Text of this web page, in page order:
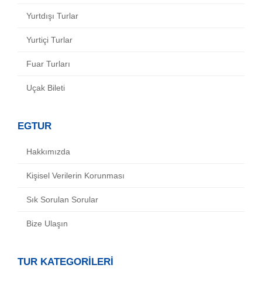
Yurtdışı Turlar
Yurtiçi Turlar
Fuar Turları
Uçak Bileti
EGTUR
Hakkımızda
Kişisel Verilerin Korunması
Sık Sorulan Sorular
Bize Ulaşın
TUR KATEGORİLERİ